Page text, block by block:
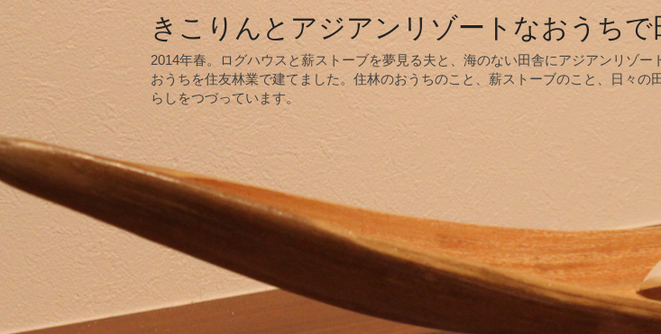
きこりんとアジアンリゾートなおうちで
2014年春。ログハウスと薪ストーブを夢見る夫と、海のない田舎にアジアンリゾー
おうちを住友林業で建てました。住林のおうちのこと、薪ストーブのこと、日々の
らしをつづっています。